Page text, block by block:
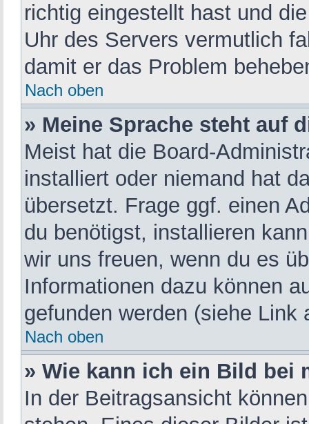
richtig eingestellt hast und
Uhr des Servers vermutlich
damit er das Problem
Nach oben
» Meine Sprache steht auf
Meist hat die Board-
installiert oder niemand hat
übersetzt. Frage ggf. einen
du benötigst, installieren
wir uns freuen, wenn du es
Informationen dazu können
gefunden werden (siehe Link
Nach oben
» Wie kann ich ein Bild bei
In der Beitragsansicht